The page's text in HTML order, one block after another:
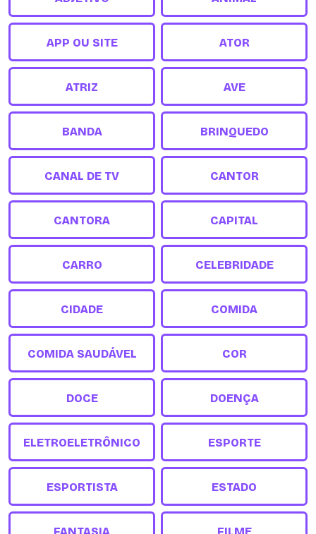
APP OU SITE ATOR
ATRIZ AVE
BANDA BRINQUEDO
CANAL DE TV CANTOR
CANTORA CAPITAL
CARRO CELEBRIDADE
CIDADE COMIDA
COMIDA SAUDÁVEL COR
DOCE DOENÇA
ELETROELETRÔNICO ESPORTE
ESPORTISTA ESTADO